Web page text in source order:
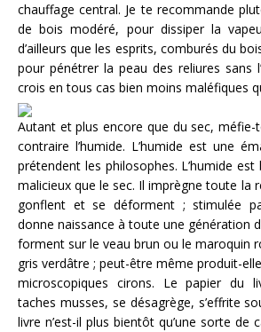
chauffage central. Je te recommande
de bois modéré, pour dissiper la
d’ailleurs que les esprits, comburés du
pour pénétrer la peau des reliures sans
crois en tous cas bien moins maléfiques
Autant et plus encore que du sec,
contraire l’humide. L’humide est une
prétendent les philosophes. L’humide
malicieux que le sec. Il imprègne toute la
gonflent et se déforment ; stimulée
donne naissance à toute une génération
forment sur le veau brun ou le maroquin
gris verdâtre ; peut-être même produit-
microscopiques cirons. Le papier du
taches musses, se désagrège, s’effrite
livre n’est-il plus bientôt qu’une sorte de